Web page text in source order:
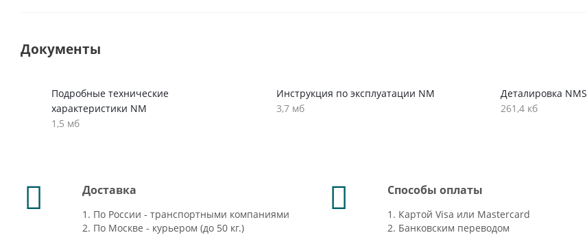
Документы
Подробные технические
характеристики NM
1,5 мб
Инструкция по эксплуатации NM
3,7 мб
Деталировка NMS
261,4 кб
Доставка
1. По России - транспортными компаниями
2. По Москве - курьером (до 50 кг.)
Способы оплаты
1. Картой Visa или Mastercard
2. Банковским переводом